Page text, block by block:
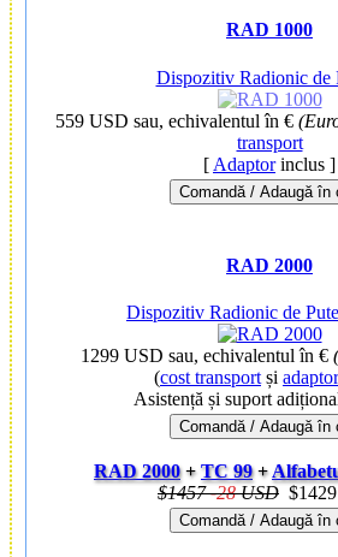
RAD 1000
Dispozitiv Radionic de
559 USD sau, echivalentul în €
transport
[ Adaptorinclus ]
Comandă / Adaugă în
RAD 2000
Dispozitiv Radionic de
1299 USD sau, echivalentul în €
(cost transport și adaptor
Asistență și suport
Comandă / Adaugă în
RAD 2000+ TC 99+
$1457-28USD
Comandă / Adaugă în